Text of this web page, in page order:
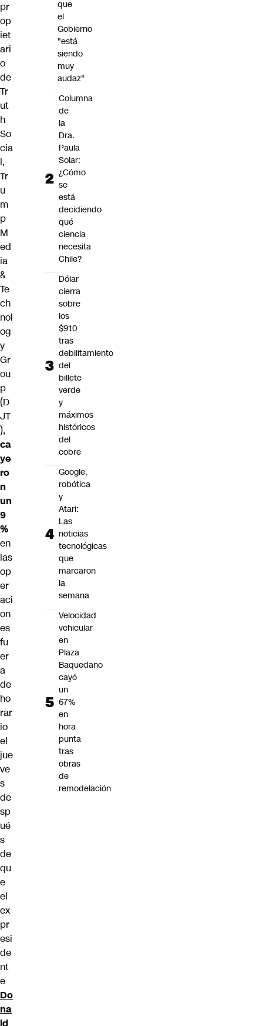
pr
op
iet
ari
o
de
Tr
ut
h
So
cia
l,
Tr
u
m
p
M
ed
ia
&
Te
ch
nol
og
y
Gr
ou
p
(D
JT
),
ca
ye
ro
n
un
9
%
en
las
op
er
aci
on
es
fu
er
a
de
ho
rar
io
el
jue
ve
s
de
sp
ué
s
de
qu
e
el
ex
pr
esi
de
nt
e
Do
na
ld
que
el
Gobierno
"está
siendo
muy
audaz"
Columna
de
la
Dra.
Paula
Solar:
¿Cómo
se
está
decidiendo
qué
ciencia
necesita
Chile?
Dólar
cierra
sobre
los
$910
tras
debilitamiento
del
billete
verde
y
máximos
históricos
del
cobre
Google,
robótica
y
Atari:
Las
noticias
tecnológicas
que
marcaron
la
semana
Velocidad
vehicular
en
Plaza
Baquedano
cayó
un
67%
en
hora
punta
tras
obras
de
remodelación